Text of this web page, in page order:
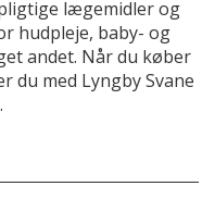
lægemidler og
hudpleje, baby- og
andet. Når du køber
du med Lyngby Svane